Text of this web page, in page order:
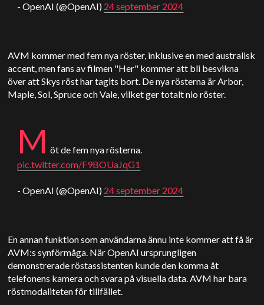
- OpenAI (@OpenAI) 24 september 2024
AVM kommer med fem nya röster, inklusive en med australisk
accent, men fans av filmen "Her" kommer att bli besvikna
över att Skys röst har tagits bort. De nya rösterna är Arbor,
Maple, Sol, Spruce och Vale, vilket ger totalt nio röster.
M öt de fem nya rösterna.
pic.twitter.com/F9BOUaJqG1
- OpenAI (@OpenAI) 24 september 2024
En annan funktion som användarna ännu inte kommer att få är
AVM:s synförmåga. När OpenAI ursprungligen
demonstrerade röstassistenten kunde den komma åt
telefonens kamera och svara på visuella data. AVM har bara
röstmodaliteten för tillfället.